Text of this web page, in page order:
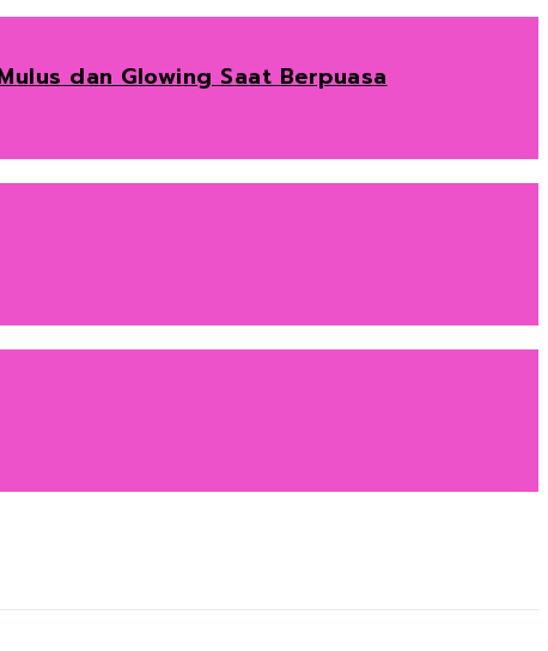
dan Glowing Saat Berpuasa